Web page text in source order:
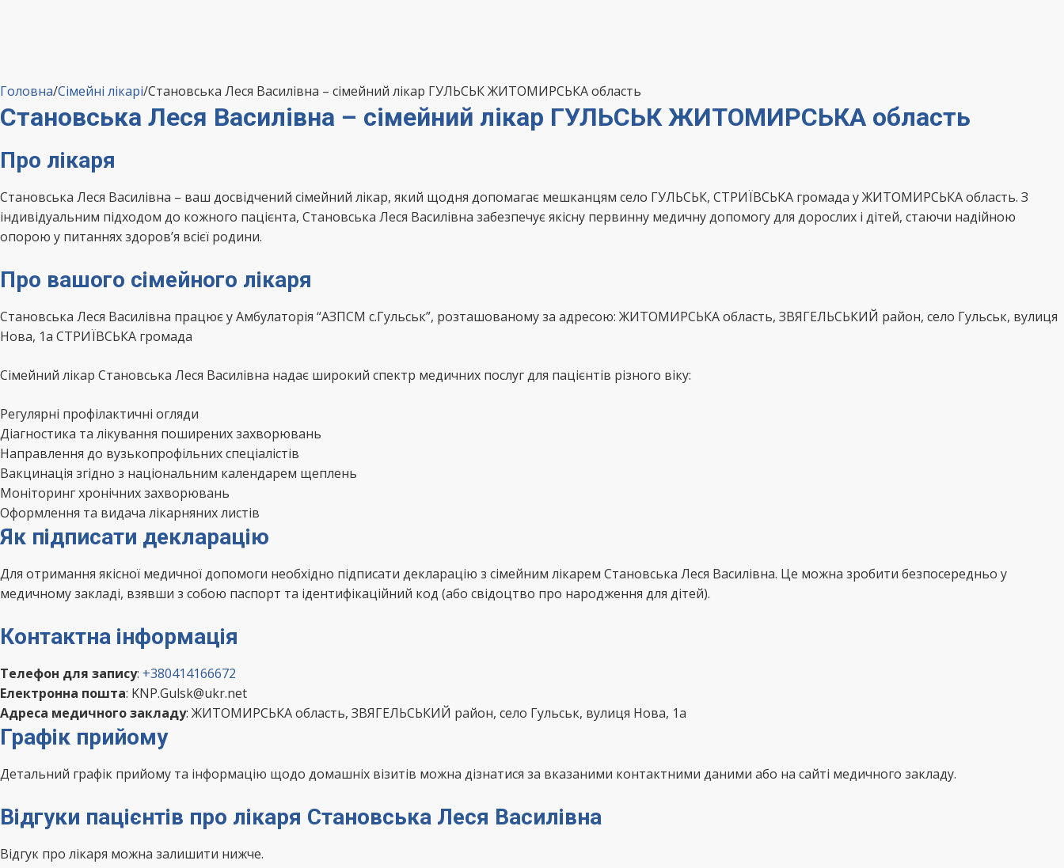
Головна/Сімейні лікарі/Становська Леся Василівна – сімейний лікар ГУЛЬСЬК ЖИТОМИРСЬКА область
Становська Леся Василівна – сімейний лікар ГУЛЬСЬК ЖИТОМИРСЬКА область
Про лікаря
Становська Леся Василівна – ваш досвідчений сімейний лікар, який щодня допомагає мешканцям село ГУЛЬСЬК, СТРИЇВСЬКА громада у ЖИТОМИРСЬКА область. З
індивідуальним підходом до кожного пацієнта, Становська Леся Василівна забезпечує якісну первинну медичну допомогу для дорослих і дітей, стаючи надійною
опорою у питаннях здоров’я всієї родини.
Про вашого сімейного лікаря
Становська Леся Василівна працює у Амбулаторія “АЗПСМ с.Гульськ”, розташованому за адресою: ЖИТОМИРСЬКА область, ЗВЯГЕЛЬСЬКИЙ район, село Гульськ, вулиця
Нова, 1а СТРИЇВСЬКА громада
Сімейний лікар Становська Леся Василівна надає широкий спектр медичних послуг для пацієнтів різного віку:
Регулярні профілактичні огляди
Діагностика та лікування поширених захворювань
Направлення до вузькопрофільних спеціалістів
Вакцинація згідно з національним календарем щеплень
Моніторинг хронічних захворювань
Оформлення та видача лікарняних листів
Як підписати декларацію
Для отримання якісної медичної допомоги необхідно підписати декларацію з сімейним лікарем Становська Леся Василівна. Це можна зробити безпосередньо у
медичному закладі, взявши з собою паспорт та ідентифікаційний код (або свідоцтво про народження для дітей).
Контактна інформація
Телефон для запису: +380414166672
Електронна пошта: KNP.Gulsk@ukr.net
Адреса медичного закладу: ЖИТОМИРСЬКА область, ЗВЯГЕЛЬСЬКИЙ район, село Гульськ, вулиця Нова, 1а
Графік прийому
Детальний графік прийому та інформацію щодо домашніх візитів можна дізнатися за вказаними контактними даними або на сайті медичного закладу.
Відгуки пацієнтів про лікаря Становська Леся Василівна
Відгук про лікаря можна залишити нижче.